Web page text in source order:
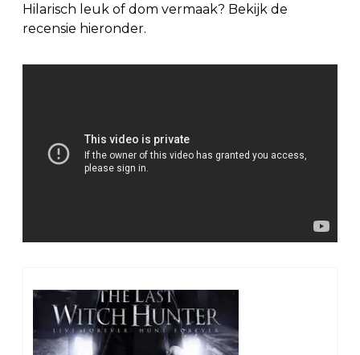
Hilarisch leuk of dom vermaak? Bekijk de
recensie hieronder.